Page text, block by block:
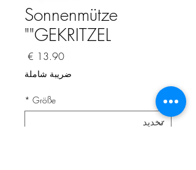
Sonnenmütze
"GEKRITZEL"
السعر
ضريبة شاملة
Größe
*